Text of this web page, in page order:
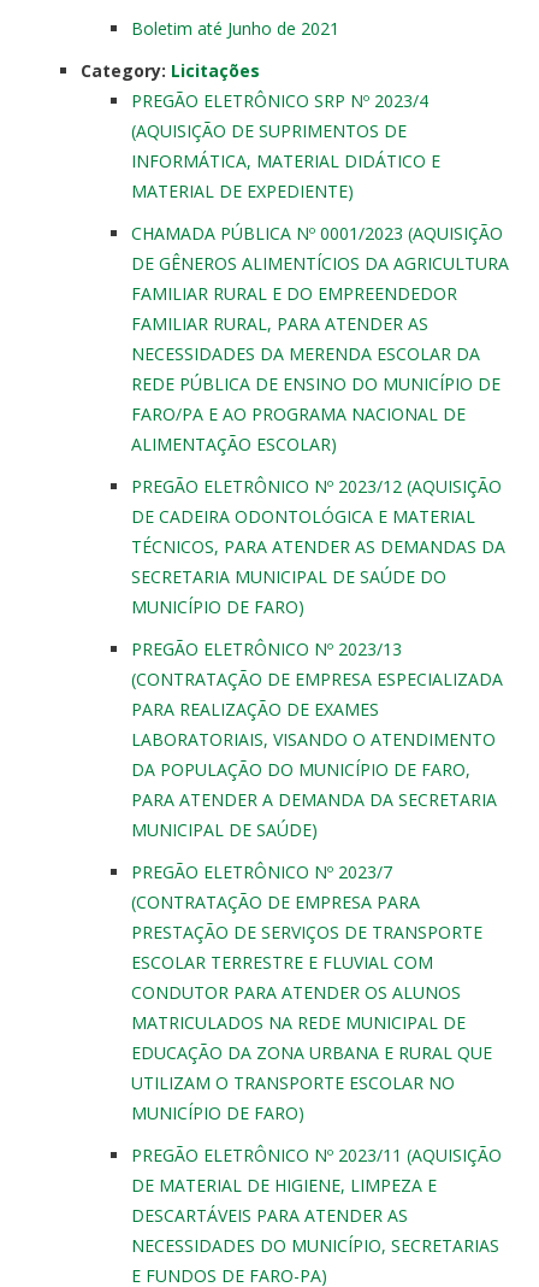
Boletim até Junho de 2021
Category: Licitações
PREGÃO ELETRÔNICO SRP Nº 2023/4
(AQUISIÇÃO DE SUPRIMENTOS DE
INFORMÁTICA, MATERIAL DIDÁTICO E
MATERIAL DE EXPEDIENTE)
CHAMADA PÚBLICA Nº 0001/2023 (AQUISIÇÃO
DE GÊNEROS ALIMENTÍCIOS DA AGRICULTURA
FAMILIAR RURAL E DO EMPREENDEDOR
FAMILIAR RURAL, PARA ATENDER AS
NECESSIDADES DA MERENDA ESCOLAR DA
REDE PÚBLICA DE ENSINO DO MUNICÍPIO DE
FARO/PA E AO PROGRAMA NACIONAL DE
ALIMENTAÇÃO ESCOLAR)
PREGÃO ELETRÔNICO Nº 2023/12 (AQUISIÇÃO
DE CADEIRA ODONTOLÓGICA E MATERIAL
TÉCNICOS, PARA ATENDER AS DEMANDAS DA
SECRETARIA MUNICIPAL DE SAÚDE DO
MUNICÍPIO DE FARO)
PREGÃO ELETRÔNICO Nº 2023/13
(CONTRATAÇÃO DE EMPRESA ESPECIALIZADA
PARA REALIZAÇÃO DE EXAMES
LABORATORIAIS, VISANDO O ATENDIMENTO
DA POPULAÇÃO DO MUNICÍPIO DE FARO,
PARA ATENDER A DEMANDA DA SECRETARIA
MUNICIPAL DE SAÚDE)
PREGÃO ELETRÔNICO Nº 2023/7
(CONTRATAÇÃO DE EMPRESA PARA
PRESTAÇÃO DE SERVIÇOS DE TRANSPORTE
ESCOLAR TERRESTRE E FLUVIAL COM
CONDUTOR PARA ATENDER OS ALUNOS
MATRICULADOS NA REDE MUNICIPAL DE
EDUCAÇÃO DA ZONA URBANA E RURAL QUE
UTILIZAM O TRANSPORTE ESCOLAR NO
MUNICÍPIO DE FARO)
PREGÃO ELETRÔNICO Nº 2023/11 (AQUISIÇÃO
DE MATERIAL DE HIGIENE, LIMPEZA E
DESCARTÁVEIS PARA ATENDER AS
NECESSIDADES DO MUNICÍPIO, SECRETARIAS
E FUNDOS DE FARO-PA)